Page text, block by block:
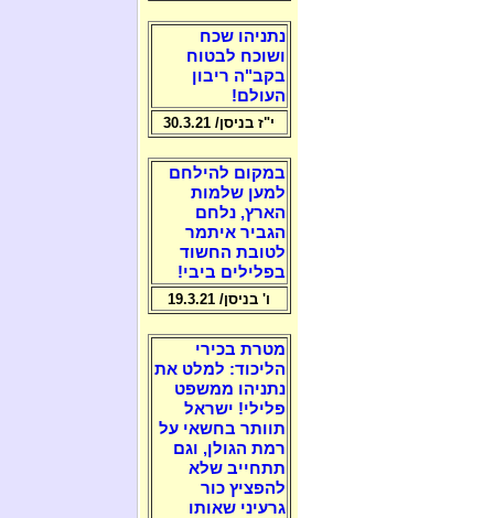
נתניהו שכח
ושוכח לבטוח
בקב"ה ריבון
העולם!
י"ז בניסן/ 30.3.21
במקום להילחם
למען שלמות
הארץ, נלחם
הגביר איתמר
לטובת החשוד
בפלילים ביבי!
ו' בניסן/ 19.3.21
מטרת בכירי
הליכוד: למלט את
נתניהו ממשפט
פלילי! ישראל
תוותר בחשאי על
רמת הגולן, וגם
תתחייב שלא
להפציץ כור
גרעיני שאותו